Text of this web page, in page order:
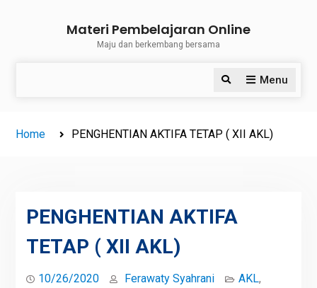
Materi Pembelajaran Online
Maju dan berkembang bersama
Menu
Search
Home PENGHENTIAN AKTIFA TETAP ( XII AKL)
PENGHENTIAN AKTIFA
TETAP ( XII AKL)
10/26/2020 Ferawaty Syahrani AKL,